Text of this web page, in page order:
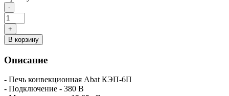
В корзину
Описание
- Печь конвекционная Abat КЭП-6П
- Подключение - 380 В